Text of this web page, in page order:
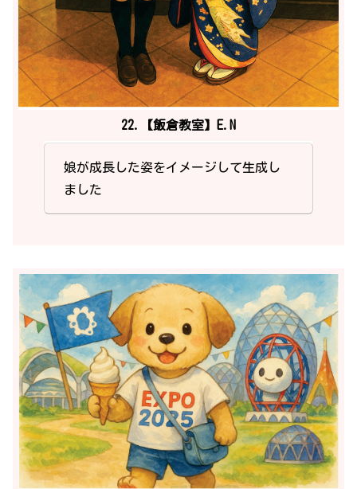
22.【飯倉教室】E.N
娘が成長した姿をイメージして生成し
ました